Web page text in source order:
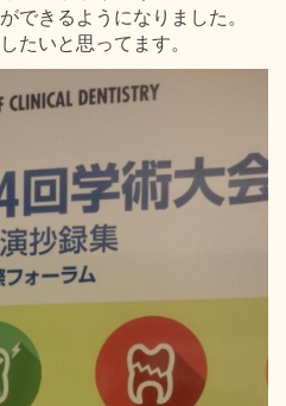
できるようになりました。
たいと思ってます。